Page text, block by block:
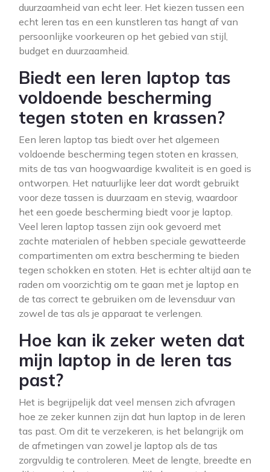
duurzaamheid van echt leer. Het kiezen tussen een
echt leren tas en een kunstleren tas hangt af van
persoonlijke voorkeuren op het gebied van stijl,
budget en duurzaamheid.
Biedt een leren laptop tas
voldoende bescherming
tegen stoten en krassen?
Een leren laptop tas biedt over het algemeen
voldoende bescherming tegen stoten en krassen,
mits de tas van hoogwaardige kwaliteit is en goed is
ontworpen. Het natuurlijke leer dat wordt gebruikt
voor deze tassen is duurzaam en stevig, waardoor
het een goede bescherming biedt voor je laptop.
Veel leren laptop tassen zijn ook gevoerd met
zachte materialen of hebben speciale gewatteerde
compartimenten om extra bescherming te bieden
tegen schokken en stoten. Het is echter altijd aan te
raden om voorzichtig om te gaan met je laptop en
de tas correct te gebruiken om de levensduur van
zowel de tas als je apparaat te verlengen.
Hoe kan ik zeker weten dat
mijn laptop in de leren tas
past?
Het is begrijpelijk dat veel mensen zich afvragen
hoe ze zeker kunnen zijn dat hun laptop in de leren
tas past. Om dit te verzekeren, is het belangrijk om
de afmetingen van zowel je laptop als de tas
zorgvuldig te controleren. Meet de lengte, breedte en